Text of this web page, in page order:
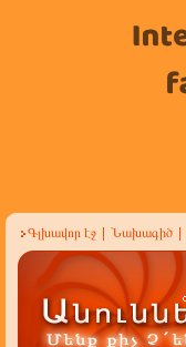
Գլխավոր էջ Նախագիծ